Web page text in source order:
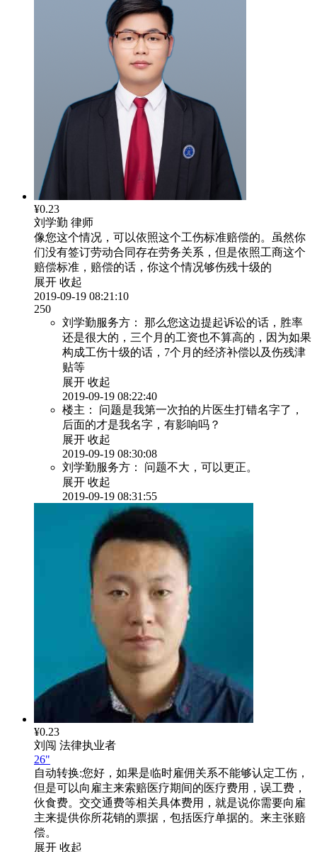
¥0.23
刘学勤 律师
像您这个情况，可以依照这个工伤标准赔偿的。虽然你
们没有签订劳动合同存在劳务关系，但是依照工商这个
赔偿标准，赔偿的话，你这个情况够伤残十级的
展开 收起
2019-09-19 08:21:10
250
刘学勤服务方：
那么您这边提起诉讼的话，胜率
还是很大的，三个月的工资也不算高的，因为如果
构成工伤十级的话，7个月的经济补偿以及伤残津
贴等
展开 收起
2019-09-19 08:22:40
楼主：
问题是我第一次拍的片医生打错名字了，
后面的才是我名字，有影响吗？
展开 收起
2019-09-19 08:30:08
刘学勤服务方：
问题不大，可以更正。
展开 收起
2019-09-19 08:31:55
¥0.23
刘闯 法律执业者
26"
自动转换:您好，如果是临时雇佣关系不能够认定工伤，
但是可以向雇主来索赔医疗期间的医疗费用，误工费，
伙食费。交交通费等相关具体费用，就是说你需要向雇
主来提供你所花销的票据，包括医疗单据的。来主张赔
偿。
展开 收起